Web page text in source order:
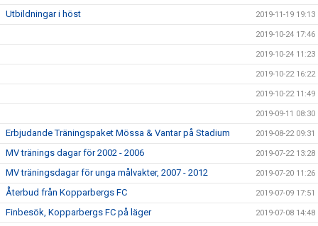
Utbildningar i höst 2019-11-19 19:13
2019-10-24 17:46
2019-10-24 11:23
2019-10-22 16:22
2019-10-22 11:49
2019-09-11 08:30
Erbjudande Träningspaket Mössa & Vantar på Stadium 2019-08-22 09:31
MV tränings dagar för 2002 - 2006 2019-07-22 13:28
MV träningsdagar för unga målvakter, 2007 - 2012 2019-07-20 11:26
Återbud från Kopparbergs FC 2019-07-09 17:51
Finbesök, Kopparbergs FC på läger 2019-07-08 14:48